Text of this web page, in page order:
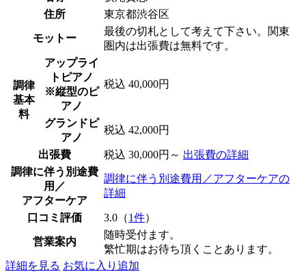
住所
東京都渋谷区
モットー
最後の切札として考えて下さい。関東
圏内は出張費は無料です。
調律
基本
料
アップライ
トピアノ
※縦型のピ
アノ
税込 40,000円
グランドピ
アノ
税込 42,000円
出張費 税込 30,000円～ 出張費の詳細
調律に伴う別途費
用／
アフターケア
調律に伴う別途費用／アフターケアの
詳細
口コミ評価 3.0（1件）
営業案内
随時受付ます。
繁忙期はお待ち頂くことあります。
詳細を見る お気に入り追加